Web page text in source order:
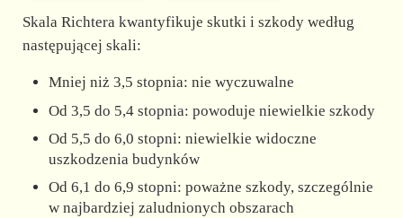
Skala Richtera kwantyfikuje skutki i szkody według
następującej skali:
Mniej niż 3,5 stopnia: nie wyczuwalne
Od 3,5 do 5,4 stopnia: powoduje niewielkie szkody
Od 5,5 do 6,0 stopni: niewielkie widoczne
uszkodzenia budynków
Od 6,1 do 6,9 stopni: poważne szkody, szczególnie
w najbardziej zaludnionych obszarach